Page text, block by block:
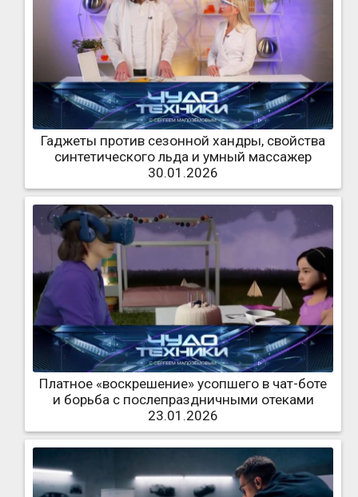
Гаджеты против сезонной хандры, свойства
синтетического льда и умный массажер
30.01.2026
Платное «воскрешение» усопшего в чат-боте
и борьба с послепраздничными отеками
23.01.2026